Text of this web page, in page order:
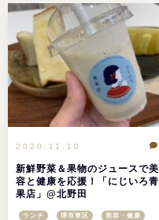
2020.11.10
新鮮野菜＆果物のジュースで美
容と健康を応援！「にじいろ青
果店」@北野田
ランチ 堺市東区 美容・健康